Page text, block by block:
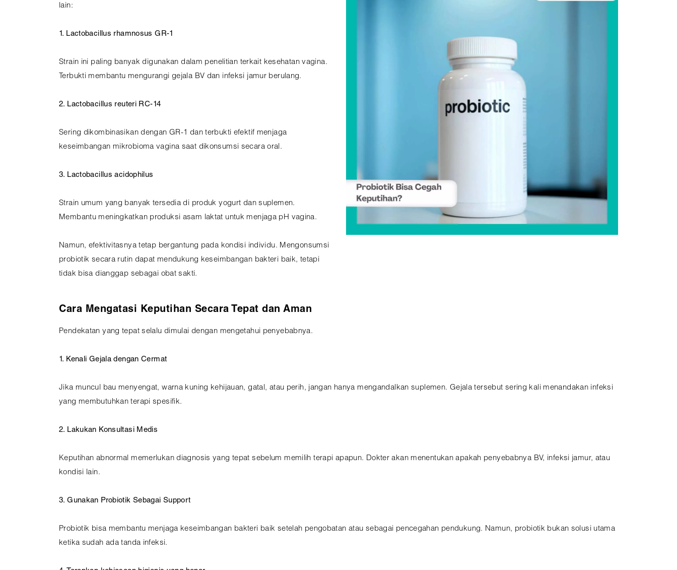
lain:
1. Lactobacillus rhamnosus GR-1
Strain ini paling banyak digunakan dalam penelitian terkait kesehatan vagina.
Terbukti membantu mengurangi gejala BV dan infeksi jamur berulang.
2. Lactobacillus reuteri RC-14
Sering dikombinasikan dengan GR-1 dan terbukti efektif menjaga
keseimbangan mikrobioma vagina saat dikonsumsi secara oral.
3. Lactobacillus acidophilus
Strain umum yang banyak tersedia di produk yogurt dan suplemen.
Membantu meningkatkan produksi asam laktat untuk menjaga pH vagina.
Namun, efektivitasnya tetap bergantung pada kondisi individu. Mengonsumsi
probiotik secara rutin dapat mendukung keseimbangan bakteri baik, tetapi
tidak bisa dianggap sebagai obat sakti.
Cara Mengatasi Keputihan Secara Tepat dan Aman
Pendekatan yang tepat selalu dimulai dengan mengetahui penyebabnya.
1. Kenali Gejala dengan Cermat
Jika muncul bau menyengat, warna kuning kehijauan, gatal, atau perih, jangan hanya mengandalkan suplemen. Gejala tersebut sering kali menandakan infeksi
yang membutuhkan terapi spesifik.
2. Lakukan Konsultasi Medis
Keputihan abnormal memerlukan diagnosis yang tepat sebelum memilih terapi apapun. Dokter akan menentukan apakah penyebabnya BV, infeksi jamur, atau
kondisi lain.
3. Gunakan Probiotik Sebagai Support
Probiotik bisa membantu menjaga keseimbangan bakteri baik setelah pengobatan atau sebagai pencegahan pendukung. Namun, probiotik bukan solusi utama
ketika sudah ada tanda infeksi.